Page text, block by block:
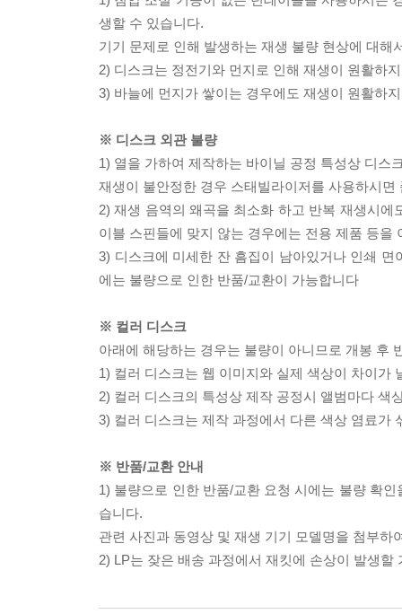
생할 수 있습니다.
기기 문제로 인해 발생하는 재생 불량 현상에 대
2) 디스크는 정전기와 먼지로 인해 재생이 원활하
3) 바늘에 먼지가 쌓이는 경우에도 재생이 원활하
※ 디스크 외관 불량
1) 열을 가하여 제작하는 바이닐 공정 특성상 디스
재생이 불안정한 경우 스태빌라이저를 사용하시
2) 재생 음역의 왜곡을 최소화 하고 반복 재생시
이블 스핀들에 맞지 않는 경우에는 전용 제품 등
3) 디스크에 미세한 잔 흠집이 남아있거나 인쇄
에는 불량으로 인한 반품/교환이 가능합니다
※ 컬러 디스크
아래에 해당하는 경우는 불량이 아니므로 개봉 후
1) 컬러 디스크는 웹 이미지와 실제 색상이 차이가
2) 컬러 디스크의 특성상 제작 공정시 앨범마다 색
3) 컬러 디스크는 제작 과정에서 다른 색상 염료가
※ 반품/교환 안내
1) 불량으로 인한 반품/교환 요청 시에는 불량 확
습니다.
관련 사진과 동영상 및 재생 기기 모델명을 첨부하
2) LP는 잦은 배송 과정에서 재킷에 손상이 발생